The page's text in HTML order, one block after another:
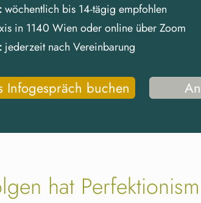
wöchentlich bis 14-tägig empfohlen
in 1140 Wien oder online über Zoom
jederzeit nach Vereinbarung
Infogespräch buchen
hat